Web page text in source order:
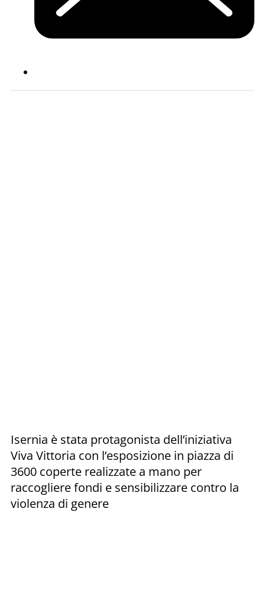
Isernia è stata protagonista dell’iniziativa
Viva Vittoria con l’esposizione in piazza di
3600 coperte realizzate a mano per
raccogliere fondi e sensibilizzare contro la
violenza di genere